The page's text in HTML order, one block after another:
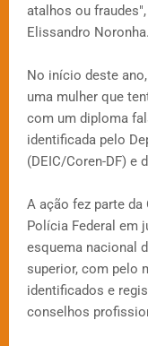
atalhos ou
Elissandro Noronha.
No início deste
uma mulher que
com um diploma
identificada pelo
(DEIC/Coren-DF) e
A ação fez parte da
Polícia Federal em
esquema nacional
superior, com pelo
identificados e
conselhos